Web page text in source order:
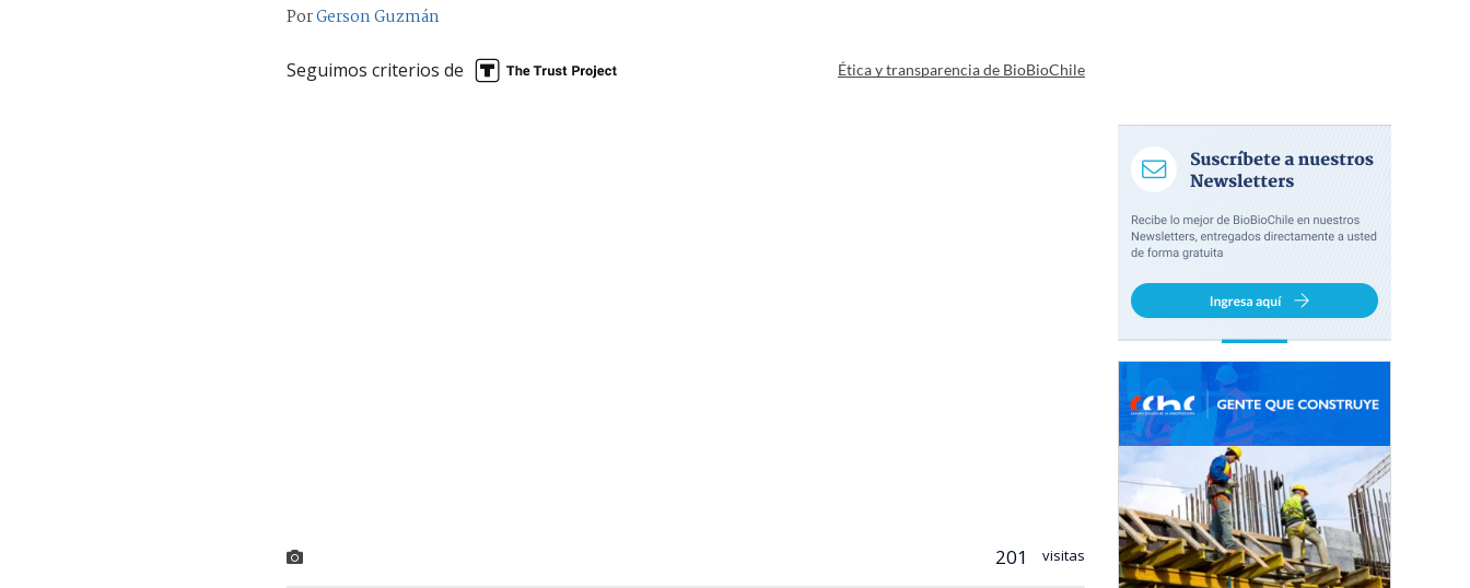
PorGerson Guzmán
Seguimos criterios de Ética y transparencia de BioBioChile
201 visitas